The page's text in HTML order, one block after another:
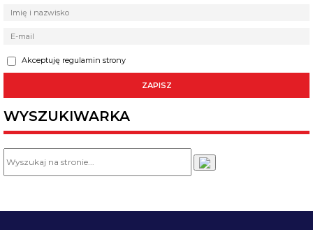
Akceptuję regulamin strony
WYSZUKIWARKA